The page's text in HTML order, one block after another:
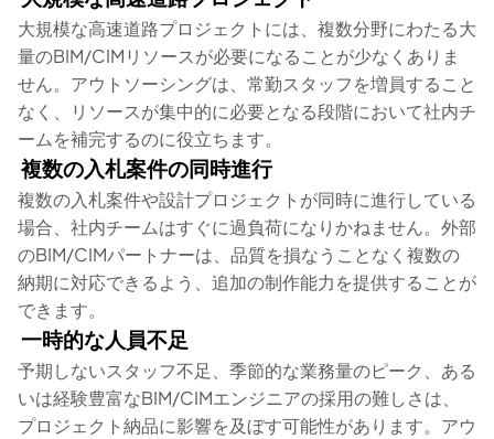
大規模な高速道路プロジェクトには、複数分野にわたる大
量のBIM/CIMリソースが必要になることが少なくありま
せん。アウトソーシングは、常勤スタッフを増員すること
なく、リソースが集中的に必要となる段階において社内チ
ームを補完するのに役立ちます。
複数の入札案件の同時進行
複数の入札案件や設計プロジェクトが同時に進行している
場合、社内チームはすぐに過負荷になりかねません。外部
のBIM/CIMパートナーは、品質を損なうことなく複数の
納期に対応できるよう、追加の制作能力を提供することが
できます。
一時的な人員不足
予期しないスタッフ不足、季節的な業務量のピーク、ある
いは経験豊富なBIM/CIMエンジニアの採用の難しさは、
プロジェクト納品に影響を及ぼす可能性があります。アウ